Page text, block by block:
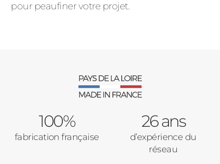
pour peaufiner votre projet.
100%
fabrication française
26 ans
d’expérience du
réseau